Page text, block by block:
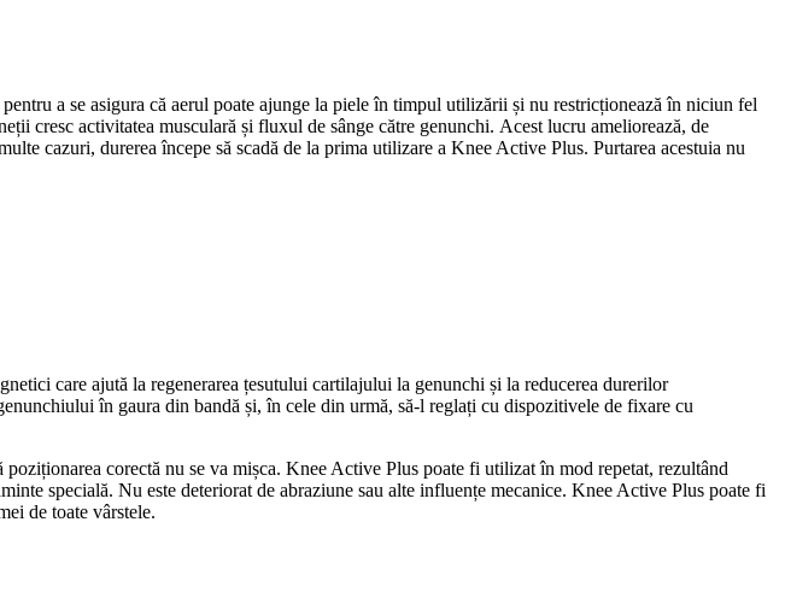
a se asigura că aerul poate ajunge la piele în timpul utilizării și nu restricționează în niciun fel
cresc activitatea musculară și fluxul de sânge către genunchi. Acest lucru ameliorează, de
cazuri, durerea începe să scadă de la prima utilizare a Knee Active Plus. Purtarea acestuia nu
care ajută la regenerarea țesutului cartilajului la genunchi și la reducerea durerilor
în gaura din bandă și, în cele din urmă, să-l reglați cu dispozitivele de fixare cu
corectă nu se va mișca. Knee Active Plus poate fi utilizat în mod repetat, rezultând
specială. Nu este deteriorat de abraziune sau alte influențe mecanice. Knee Active Plus poate fi
de toate vârstele.